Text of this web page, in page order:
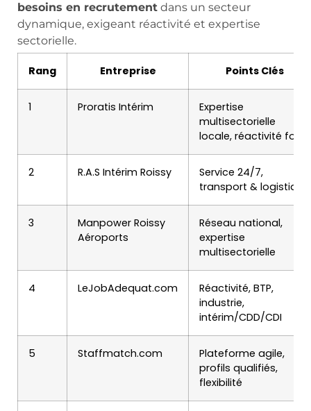
besoins en recrutement dans un secteur
dynamique, exigeant réactivité et expertise
sectorielle.
Rang Entreprise Points Clés
1 Proratis Intérim
Expertise
multisectorielle
locale, réactivité forte
2 R.A.S Intérim Roissy
Service 24/7,
transport & logistique
3
Manpower Roissy
Aéroports
Réseau national,
expertise
multisectorielle
4 LeJobAdequat.com
Réactivité, BTP,
industrie,
intérim/CDD/CDI
5 Staffmatch.com
Plateforme agile,
profils qualifiés,
flexibilité